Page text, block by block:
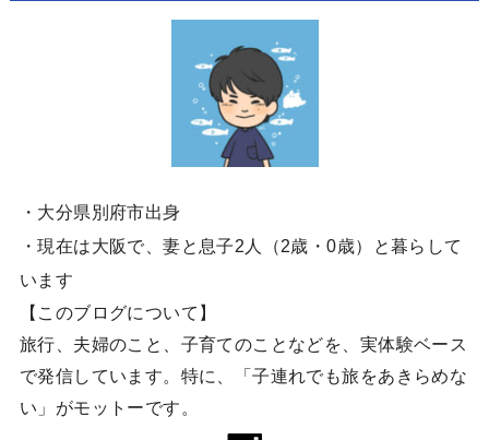
・大分県別府市出身
・現在は大阪で、妻と息子2人（2歳・0歳）と暮らして
います
【このブログについて】
旅行、夫婦のこと、子育てのことなどを、実体験ベース
で発信しています。特に、「子連れでも旅をあきらめな
い」がモットーです。